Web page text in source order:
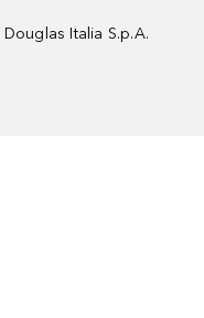
Douglas Italia S.p.A.